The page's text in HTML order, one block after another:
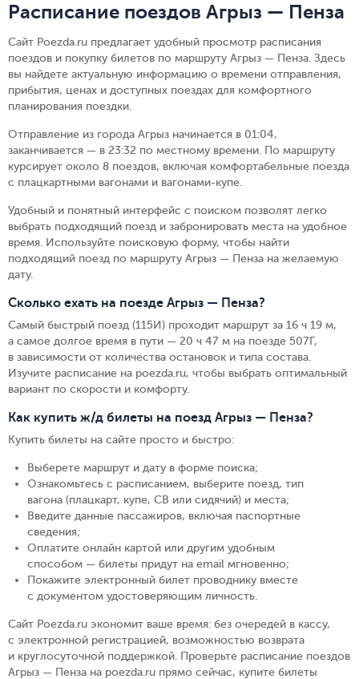
Расписание поездов Агрыз — Пенза
Сайт Poezda.ru предлагает удобный просмотр расписания
поездов и покупку билетов по маршруту Агрыз — Пенза. Здесь
вы найдете актуальную информацию о времени отправления,
прибытия, ценах и доступных поездах для комфортного
планирования поездки.
Отправление из города Агрыз начинается в 01:04,
заканчивается — в 23:32 по местному времени. По маршруту
курсирует около 8 поездов, включая комфортабельные поезда
с плацкартными вагонами и вагонами-купе.
Удобный и понятный интерфейс с поиском позволят легко
выбрать подходящий поезд и забронировать места на удобное
время. Используйте поисковую форму, чтобы найти
подходящий поезд по маршруту Агрыз — Пенза на желаемую
дату.
Сколько ехать на поезде Агрыз — Пенза?
Самый быстрый поезд (115И) проходит маршрут за 16 ч 19 м,
а самое долгое время в пути — 20 ч 47 м на поезде 507Г,
в зависимости от количества остановок и типа состава.
Изучите расписание на poezda.ru, чтобы выбрать оптимальный
вариант по скорости и комфорту.
Как купить ж/д билеты на поезд Агрыз — Пенза?
Купить билеты на сайте просто и быстро:
Выберете маршрут и дату в форме поиска;
Ознакомьтесь с расписанием, выберите поезд, тип
вагона (плацкарт, купе, СВ или сидячий) и места;
Введите данные пассажиров, включая паспортные
сведения;
Оплатите онлайн картой или другим удобным
способом — билеты придут на email мгновенно;
Покажите электронный билет проводнику вместе
с документом удостоверяющим личность.
Сайт Poezda.ru экономит ваше время: без очередей в кассу,
с электронной регистрацией, возможностью возврата
и круглосуточной поддержкой. Проверьте расписание поездов
Агрыз — Пенза на poezda.ru прямо сейчас, купите билеты